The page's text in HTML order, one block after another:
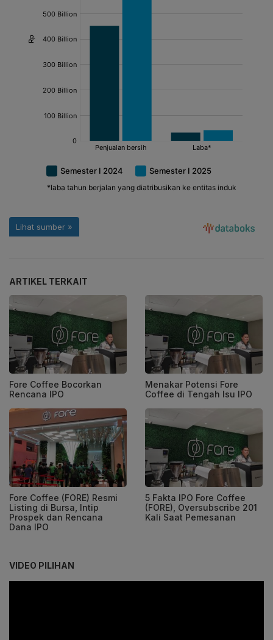
ARTIKEL TERKAIT
Fore Coffee Bocorkan
Rencana IPO
Menakar Potensi Fore
Coffee di Tengah Isu IPO
Fore Coffee (FORE) Resmi
Listing di Bursa, Intip
Prospek dan Rencana
Dana IPO
5 Fakta IPO Fore Coffee
(FORE), Oversubscribe 201
Kali Saat Pemesanan
VIDEO PILIHAN